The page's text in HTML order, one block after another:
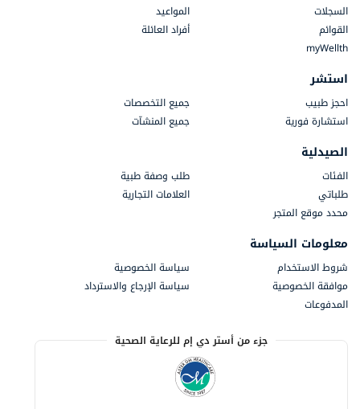
السجلات
المواعيد
القوائم
أفراد العائلة
myWellth
استشر
احجز طبيب
جميع التخصصات
استشارة فورية
جميع المنشآت
الصيدلية
الفئات
طلب وصفة طبية
طلباتي
العلامات التجارية
محدد موقع المتجر
معلومات السياسة
شروط الاستخدام
سياسة الخصوصية
موافقة الخصوصية
سياسة الإرجاع والاسترداد
المدفوعات
جزء من أستر دي إم للرعاية الصحية